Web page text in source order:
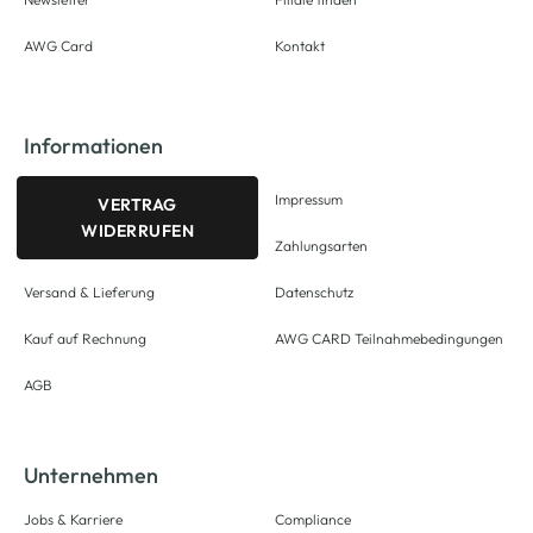
AWG Card Kontakt
Informationen
VERTRAG
WIDERRUFEN
Versand & Lieferung
Kauf auf Rechnung
AGB
Impressum
Zahlungsarten
Datenschutz
AWG CARD Teilnahmebedingungen
Unternehmen
Jobs & Karriere Compliance